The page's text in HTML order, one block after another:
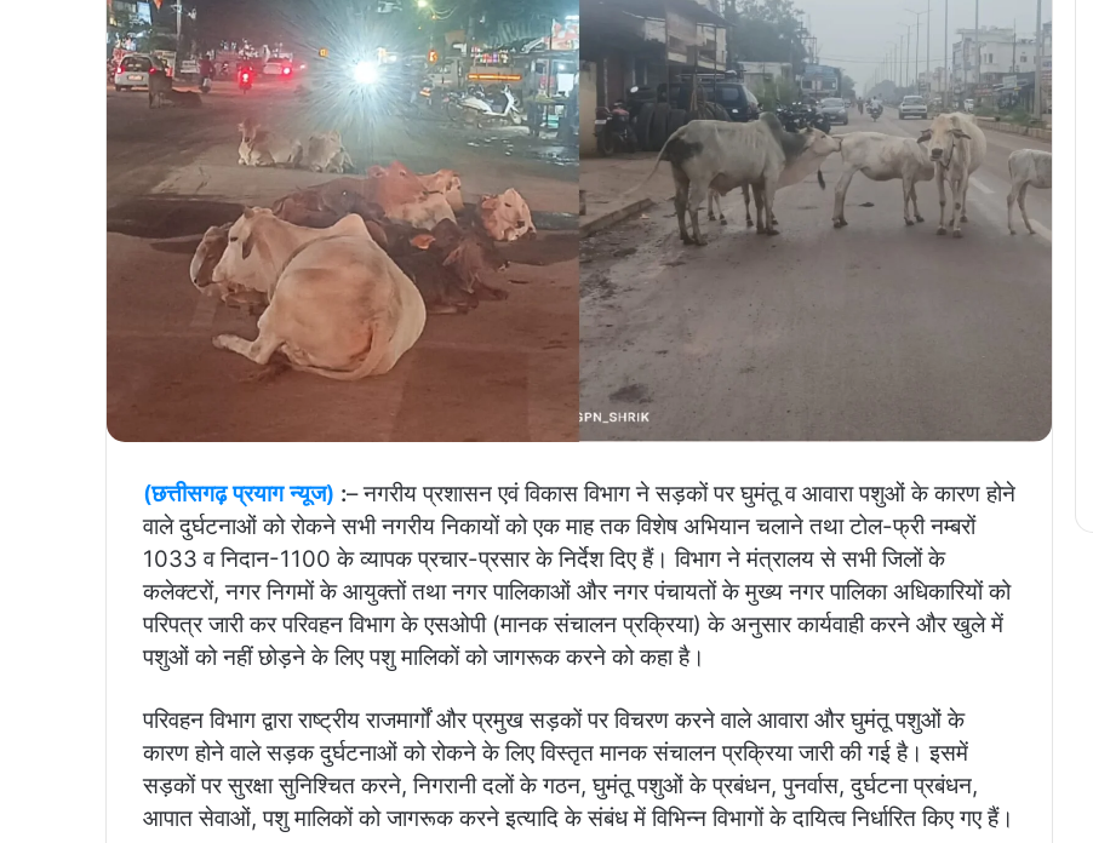
(छत्तीसगढ़ प्रयाग न्यूज) :– नगरीय प्रशासन एवं विकास विभाग ने सड़कों पर घुमंतू व आवारा पशुओं के कारण होने
वाले दुर्घटनाओं को रोकने सभी नगरीय निकायों को एक माह तक विशेष अभियान चलाने तथा टोल-फ्री नम्बरों
1033 व निदान-1100 के व्यापक प्रचार-प्रसार के निर्देश दिए हैं। विभाग ने मंत्रालय से सभी जिलों के
कलेक्टरों, नगर निगमों के आयुक्तों तथा नगर पालिकाओं और नगर पंचायतों के मुख्य नगर पालिका अधिकारियों को
परिपत्र जारी कर परिवहन विभाग के एसओपी (मानक संचालन प्रक्रिया) के अनुसार कार्यवाही करने और खुले में
पशुओं को नहीं छोड़ने के लिए पशु मालिकों को जागरूक करने को कहा है।
परिवहन विभाग द्वारा राष्ट्रीय राजमार्गों और प्रमुख सड़कों पर विचरण करने वाले आवारा और घुमंतू पशुओं के
कारण होने वाले सड़क दुर्घटनाओं को रोकने के लिए विस्तृत मानक संचालन प्रक्रिया जारी की गई है। इसमें
सड़कों पर सुरक्षा सुनिश्चित करने, निगरानी दलों के गठन, घुमंतू पशुओं के प्रबंधन, पुनर्वास, दुर्घटना प्रबंधन,
आपात सेवाओं, पशु मालिकों को जागरूक करने इत्यादि के संबंध में विभिन्न विभागों के दायित्व निर्धारित किए गए हैं।